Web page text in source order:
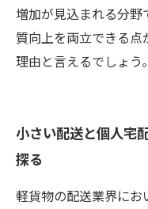
増加が見込まれる分野
質向上を両立できる
理由と言えるでしょう。
小さい配送と個人宅
探る
軽貨物の配送業界に